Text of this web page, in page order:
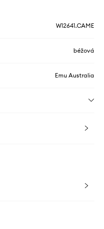
W12641.CAME
béžová
Emu Australia